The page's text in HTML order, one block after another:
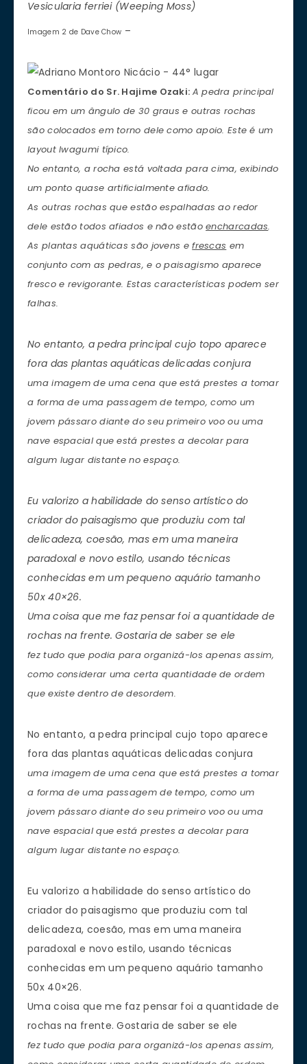
Vesicularia ferriei (Weeping Moss)
Imagem 2 de Dave Chow –
Comentário do Sr. Hajime Ozaki: A pedra principal
ficou em um ângulo de 30 graus e outras rochas
são colocados em torno dele como apoio. Este é um
layout Iwagumi típico.
No entanto, a rocha está voltada para cima, exibindo
um ponto quase artificialmente afiado.
As outras rochas que estão espalhadas ao redor
dele estão todos afiados e não estãoencharcadas.
As plantas aquáticas são jovens efrescas em
conjunto com as pedras, e o paisagismo aparece
fresco e revigorante. Estas características podem ser
falhas.
No entanto, a pedra principal cujo topo aparece
fora das plantas aquáticas delicadas conjura
uma imagem de uma cena que está prestes a tomar
a forma de uma passagem de tempo, como um
jovem pássaro diante do seu primeiro voo ou uma
nave espacial que está prestes a decolar para
algum lugar distante no espaço.
Eu valorizo a habilidade do senso artístico do
criador do paisagismo que produziu com tal
delicadeza, coesão, mas em uma maneira
paradoxal e novo estilo, usando técnicas
conhecidas em um pequeno aquário tamanho
50x 40×26.
Uma coisa que me faz pensar foi a quantidade de
rochas na frente. Gostaria de saber se ele
fez tudo que podia para organizá-los apenas assim,
como considerar uma certa quantidade de ordem
que existe dentro de desordem.
No entanto, a pedra principal cujo topo aparece
fora das plantas aquáticas delicadas conjura
uma imagem de uma cena que está prestes a tomar
a forma de uma passagem de tempo, como um
jovem pássaro diante do seu primeiro voo ou uma
nave espacial que está prestes a decolar para
algum lugar distante no espaço.
Eu valorizo a habilidade do senso artístico do
criador do paisagismo que produziu com tal
delicadeza, coesão, mas em uma maneira
paradoxal e novo estilo, usando técnicas
conhecidas em um pequeno aquário tamanho
50x 40×26.
Uma coisa que me faz pensar foi a quantidade de
rochas na frente. Gostaria de saber se ele
fez tudo que podia para organizá-los apenas assim,